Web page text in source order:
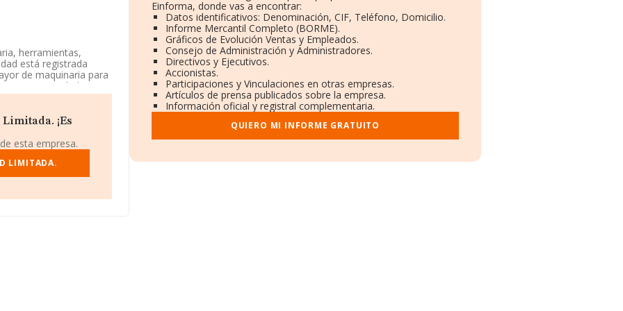
herramientas,
está registrada
de maquinaria para
tiene actividad en
existentes en la base
de la media de
en los distintos
subido de 22 puestos
yFoanvicor S.L; sin
¡Es
esta empresa.
LIMITADA.
Einforma, donde vas a encontrar:
Datos identificativos: Denominación, CIF, Teléfono, Domicilio.
Informe Mercantil Completo (BORME).
Gráficos de Evolución Ventas y Empleados.
Consejo de Administración y Administradores.
Directivos y Ejecutivos.
Accionistas.
Participaciones y Vinculaciones en otras empresas.
Artículos de prensa publicados sobre la empresa.
Información oficial y registral complementaria.
QUIERO MI INFORME GRATUITO